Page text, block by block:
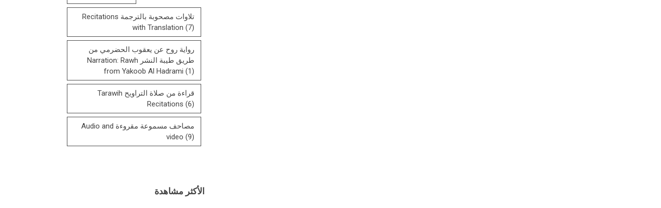
تلاوات مصحوبة بالترجمة Recitations
with Translation (7)
رواية روح عن يعقوب الحضرمي من
طريق طيبة النشر Narration: Rawh
from Yakoob Al Hadrami (1)
قراءة من صلاة التراويح Tarawih
Recitations (6)
مصاحف مسموعة مقروءة Audio and
video (9)
الأكثر مشاهدة